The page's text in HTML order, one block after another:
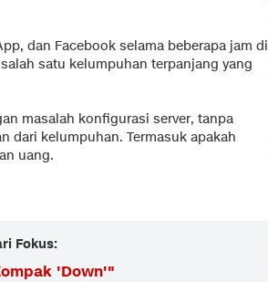
dan Facebook selama beberapa jam di
satu kelumpuhan terpanjang yang
masalah konfigurasi server, tanpa
dari kelumpuhan. Termasuk apakah
uang.
Fokus:
'Down'"